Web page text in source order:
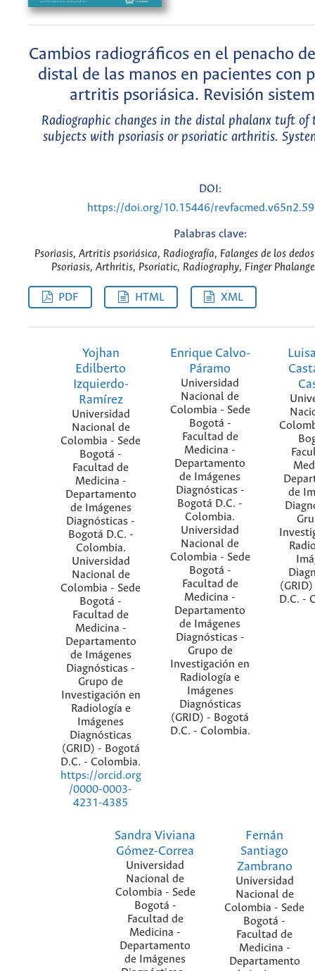
Cambios radiográficos en el penacho
distal de las manos en pacientes con
artritis psoriásica. Revisión
Radiographic changes in the distal phalanx tuft of
subjects with psoriasis or psoriatic arthritis.
DOI:
https://doi.org/10.15446/
Palabras clave:
Psoriasis, Artritis psoriásica, Radiografía, Falanges de los
Psoriasis, Arthritis, Psoriatic, Radiography, Finger
PDF HTML XML
Yojhan
Edilberto
Izquierdo-
Ramírez
Universidad
Nacional de
Colombia - Sede
Bogotá -
Facultad de
Medicina -
Departamento
de Imágenes
Diagnósticas -
Bogotá D.C. -
Colombia.
Universidad
Nacional de
Colombia - Sede
Bogotá -
Facultad de
Medicina -
Departamento
de Imágenes
Diagnósticas -
Grupo de
Investigación en
Radiología e
Imágenes
Diagnósticas
(GRID) - Bogotá
D.C. - Colombia.
https://orcid.org
/0000-0003-
4231-4385
Enrique Calvo-
Páramo
Universidad
Nacional de
Colombia - Sede
Bogotá -
Facultad de
Medicina -
Departamento
de Imágenes
Diagnósticas -
Bogotá D.C. -
Colombia.
Universidad
Nacional de
Colombia - Sede
Bogotá -
Facultad de
Medicina -
Departamento
de Imágenes
Diagnósticas -
Grupo de
Investigación en
Radiología e
Imágenes
Diagnósticas
(GRID) - Bogotá
D.C. - Colombia.
de
D.C. -
Sandra Viviana
Gómez-Correa
Universidad
Nacional de
Colombia - Sede
Bogotá -
Facultad de
Medicina -
Departamento
de Imágenes
Fernán
Santiago
Zambrano
Universidad
Nacional de
Colombia - Sede
Bogotá -
Facultad de
Medicina -
Departamento